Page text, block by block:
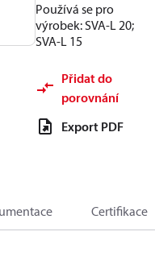
Používá se pro
výrobek: SVA-L 20;
SVA-L 15
Přidat do
porovnání
Export PDF
Certifikace